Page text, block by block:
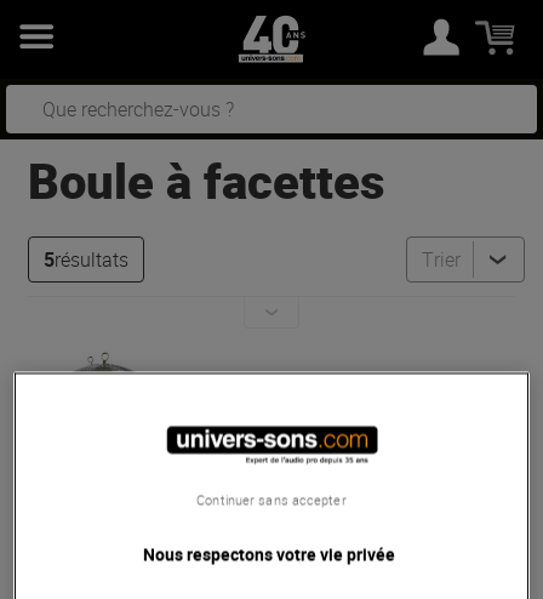
Boule à facettes
5résultats Trier
Nous respectons votre vie privée
Continuer sans accepter